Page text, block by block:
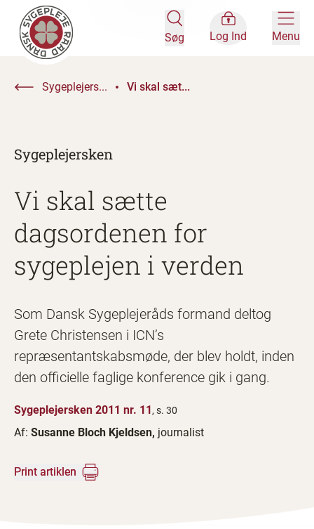
Søg Log Ind Menu
Sygeplejers... Vi skal sæt...
Sygeplejersken
Vi skal sætte
dagsordenen for
sygeplejen i verden
Som Dansk Sygeplejeråds formand deltog
Grete Christensen i ICN’s
repræsentantskabsmøde, der blev holdt, inden
den officielle faglige konference gik i gang.
Sygeplejersken 2011 nr. 11, s. 30
Af: Susanne Bloch Kjeldsen, journalist
Print artiklen